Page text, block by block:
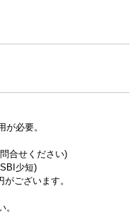
必要。
合せください)
少短)
ございます。